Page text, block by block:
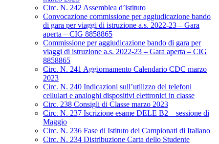
Circ. N. 242 Assemblea d’istituto
Convocazione commissione per aggiudicazione bando
di gara per viaggi di istruzione a.s. 2022-23 – Gara
aperta – CIG 8858865
Commissione per aggiudicazione bando di gara per
viaggi di istruzione a.s. 2022-23 – Gara aperta – CIG
8858865
Circ. N. 241 Aggiornamento Calendario CDC marzo
2023
Circ. N. 240 Indicazioni sull’utilizzo dei telefoni
cellulari e analoghi dispositivi elettronici in classe
Circ. 238 Consigli di Classe marzo 2023
Circ. N. 237 Iscrizione esame DELE B2 – sessione di
Maggio
Circ. N. 236 Fase di Istituto dei Campionati di Italiano
Circ. N. 234 Distribuzione Carta dello Studente